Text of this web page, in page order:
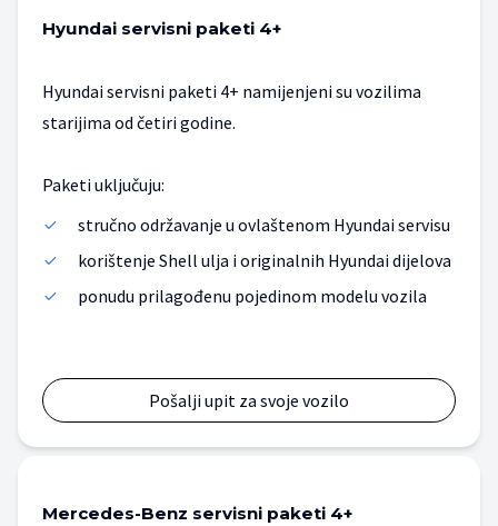
Hyundai servisni paketi 4+
Hyundai servisni paketi 4+ namijenjeni su vozilima
starijima od četiri godine.
Paketi uključuju:
stručno održavanje u ovlaštenom Hyundai servisu
korištenje Shell ulja i originalnih Hyundai dijelova
ponudu prilagođenu pojedinom modelu vozila
Pošalji upit za svoje vozilo
Mercedes-Benz servisni paketi 4+